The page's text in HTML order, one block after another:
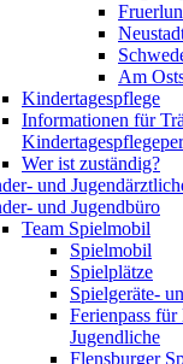
Am
Kindertagespflege
Informationen für
Wer ist zuständig?
und
und Jugendbüro
Team Spielmobil
Spielmobil
Spielplätze
Spielgeräte-
Ferienpass
Jugendliche
Flensburger